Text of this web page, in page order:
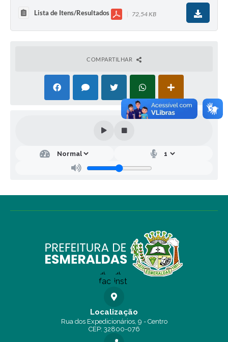
Lista de Itens/Resultados 72,54 KB
COMPARTILHAR
Localização
Rua dos Expedicionários, 9 - Centro
CEP: 32800-076